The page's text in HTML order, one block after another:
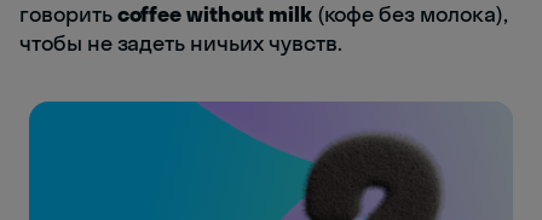
говоритьcoffee without milk(кофе без молока),
чтобы не задеть ничьих чувств.